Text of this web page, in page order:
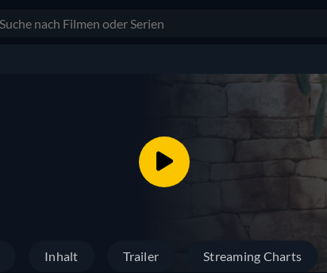
Inhalt Trailer Streaming Charts